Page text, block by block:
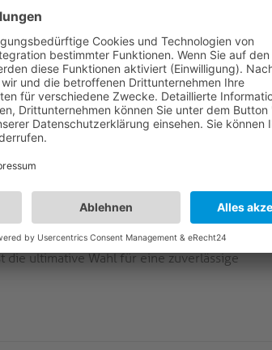
zwischen einer Vielzahl von Geräten
(Typ C, CEE 7/16) gerade auf Euro-
mit verschiedenen Geräten zu
(H03-VV-H2-F2), ist dieses Netzkabel
zuverlässige Stromübertragung.
Durchmesser von 0,75mm², die jeweils
Leitfähigkeit und Haltbarkeit garantiert.
Knickschutz, der Langlebigkeit und
Büroeinrichtungen oder andere
die ultimative Wahl für eine zuverlässige